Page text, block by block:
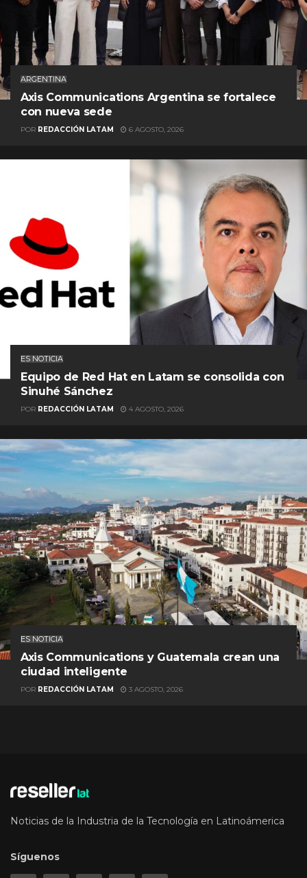
ARGENTINA
Axis Communications Argentina se fortalece
con nueva sede
POR REDACCIÓN LATAM 6 AGOSTO, 2026
ES NOTICIA
Equipo de Red Hat en Latam se consolida con
Sinuhé Sánchez
POR REDACCIÓN LATAM 4 AGOSTO, 2026
ES NOTICIA
Axis Communications y Guatemala crean una
ciudad inteligente
POR REDACCIÓN LATAM 3 AGOSTO, 2026
Noticias de la Industria de la Tecnología en Latinoámerica
Síguenos